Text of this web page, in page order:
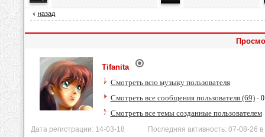
назад
Tifanita
Смотреть всю музыку пользователя
Смотреть все сообщения пользователя (69)-
Смотреть все темы созданные пользователем
Дата регистрации: 14-03-18 Последняя активность: 07-08-26 в